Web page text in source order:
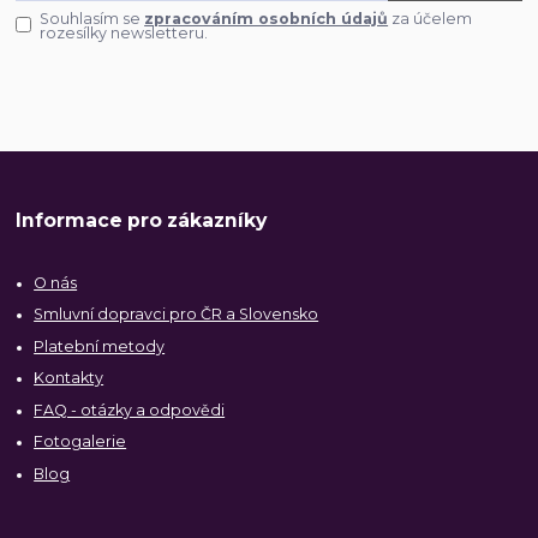
Souhlasím se zpracováním osobních údajů za účelem
rozesílky newsletteru.
Informace pro zákazníky
O nás
Smluvní dopravci pro ČR a Slovensko
Platební metody
Kontakty
FAQ - otázky a odpovědi
Fotogalerie
Blog